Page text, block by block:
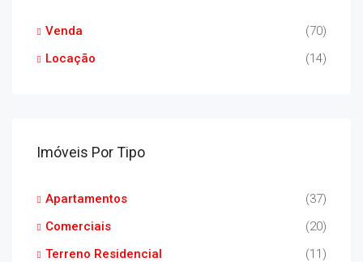
Venda
(70)
Locação
(14)
Imóveis Por Tipo
Apartamentos
(37)
Comerciais
(20)
Terreno Residencial
(11)